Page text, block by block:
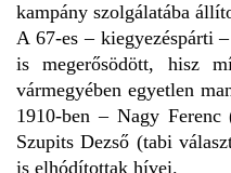
kampány szolgálatába
A 67-es – kiegyezéspárti
is megerősödött, hisz
vármegyében egyetlen
1910-ben – Nagy Ferenc
Szupits Dezső (tabi
is elhódítottak hívei.